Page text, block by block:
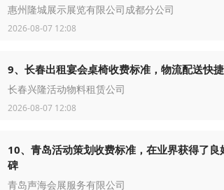
惠州隆城展示展览有限公司成都分公司
2026-08-07 12:08
9、长春出租宴会桌椅收费标准，物流配送快捷
长春兴隆活动物料租赁公司
2026-08-07 12:08
10、青岛活动策划收费标准，在业界获得了良
碑
青岛声海会展服务有限公司